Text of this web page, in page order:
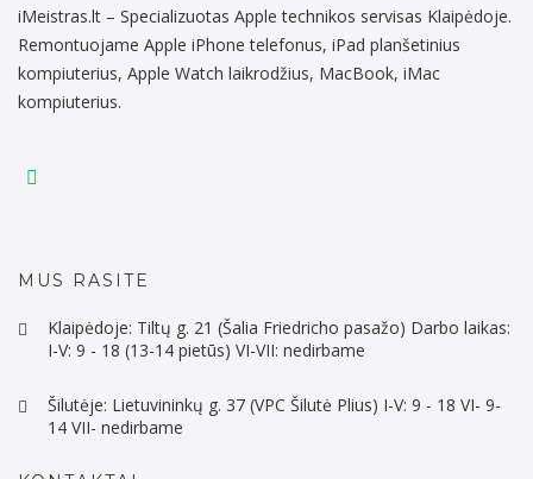
iMeistras.lt – Specializuotas Apple technikos servisas Klaipėdoje.
Remontuojame Apple iPhone telefonus, iPad planšetinius
kompiuterius, Apple Watch laikrodžius, MacBook, iMac
kompiuterius.
MUS RASITE
Klaipėdoje: Tiltų g. 21 (Šalia Friedricho pasažo) Darbo laikas:
I-V: 9 - 18 (13-14 pietūs) VI-VII: nedirbame
Šilutėje: Lietuvininkų g. 37 (VPC Šilutė Plius) I-V: 9 - 18 VI- 9-
14 VII- nedirbame